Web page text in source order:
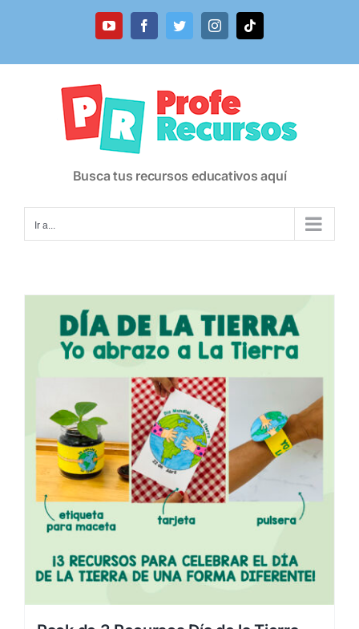
YouTubeFacebookTwitterInstagramTiktok
Busca tus recursos educativos aquí
Ir a...